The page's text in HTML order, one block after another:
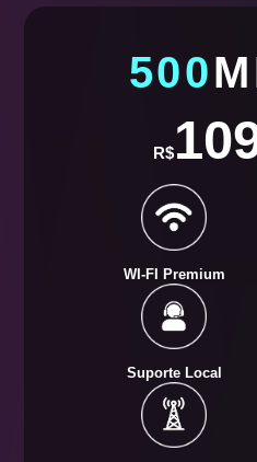
500
R$
WI-FI Premium
Suporte Local